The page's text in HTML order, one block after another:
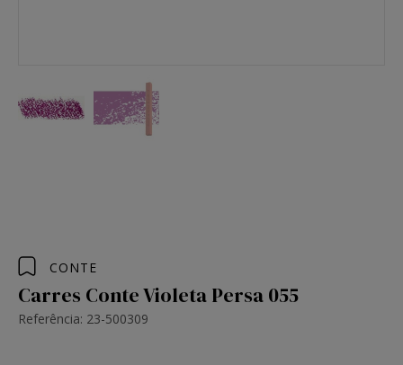
CONTE
Carres Conte Violeta Persa 055
Referência: 23-500309